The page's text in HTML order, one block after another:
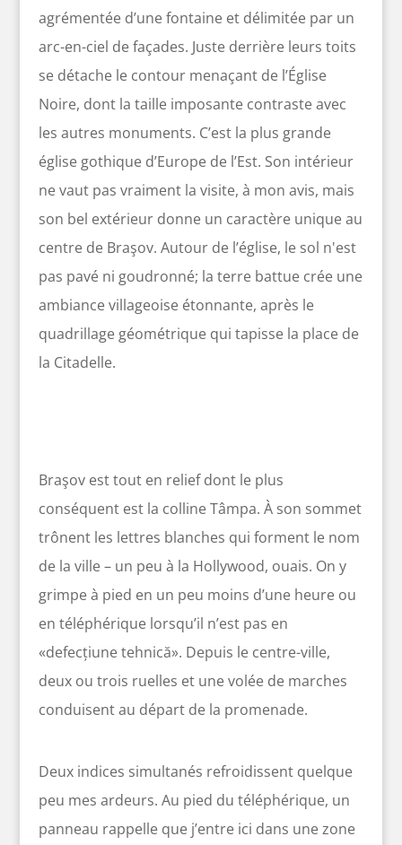
agrémentée d’une fontaine et délimitée par un
arc-en-ciel de façades. Juste derrière leurs toits
se détache le contour menaçant de l’Église
Noire, dont la taille imposante contraste avec
les autres monuments. C’est la plus grande
église gothique d’Europe de l’Est. Son intérieur
ne vaut pas vraiment la visite, à mon avis, mais
son bel extérieur donne un caractère unique au
centre de Braşov. Autour de l’église, le sol n'est
pas pavé ni goudronné; la terre battue crée une
ambiance villageoise étonnante, après le
quadrillage géométrique qui tapisse la place de
la Citadelle.
Braşov est tout en relief dont le plus
conséquent est la colline Tâmpa. À son sommet
trônent les lettres blanches qui forment le nom
de la ville – un peu à la Hollywood, ouais. On y
grimpe à pied en un peu moins d’une heure ou
en téléphérique lorsqu’il n’est pas en
«defecțiune tehnică». Depuis le centre-ville,
deux ou trois ruelles et une volée de marches
conduisent au départ de la promenade.
Deux indices simultanés refroidissent quelque
peu mes ardeurs. Au pied du téléphérique, un
panneau rappelle que j’entre ici dans une zone